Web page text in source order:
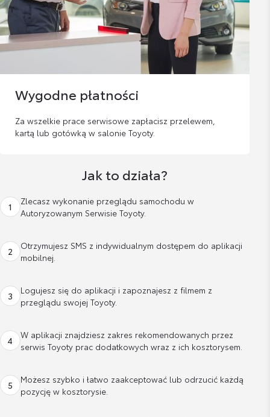
Wygodne płatności
Za wszelkie prace serwisowe zapłacisz przelewem,
kartą lub gotówką w salonie Toyoty.
Jak to działa?
1
Zlecasz wykonanie przeglądu samochodu w
Autoryzowanym Serwisie Toyoty.
2
Otrzymujesz SMS z indywidualnym dostępem do aplikacji
mobilnej.
3
Logujesz się do aplikacji i zapoznajesz z filmem z
przeglądu swojej Toyoty.
4
W aplikacji znajdziesz zakres rekomendowanych przez
serwis Toyoty prac dodatkowych wraz z ich kosztorysem.
5
Możesz szybko i łatwo zaakceptować lub odrzucić każdą
pozycję w kosztorysie.